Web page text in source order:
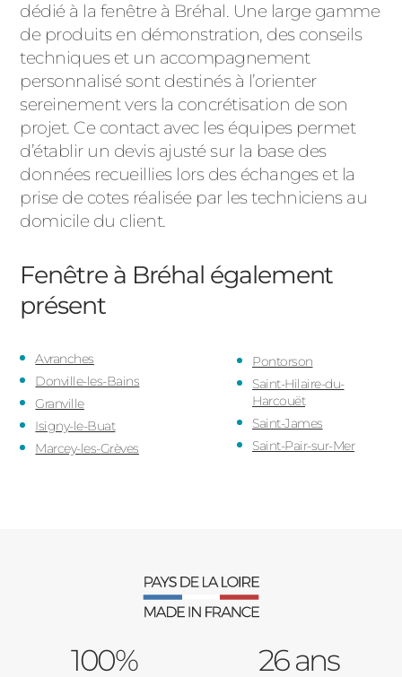
dédié à la fenêtre à Bréhal. Une large gamme
de produits en démonstration, des conseils
techniques et un accompagnement
personnalisé sont destinés à l’orienter
sereinement vers la concrétisation de son
projet. Ce contact avec les équipes permet
d’établir un devis ajusté sur la base des
données recueillies lors des échanges et la
prise de cotes réalisée par les techniciens au
domicile du client.
Fenêtre à Bréhal également
présent
Avranches
Donville-les-Bains
Granville
Isigny-le-Buat
Marcey-les-Grèves
Pontorson
Saint-Hilaire-du-
Harcouët
Saint-James
Saint-Pair-sur-Mer
100% 26 ans